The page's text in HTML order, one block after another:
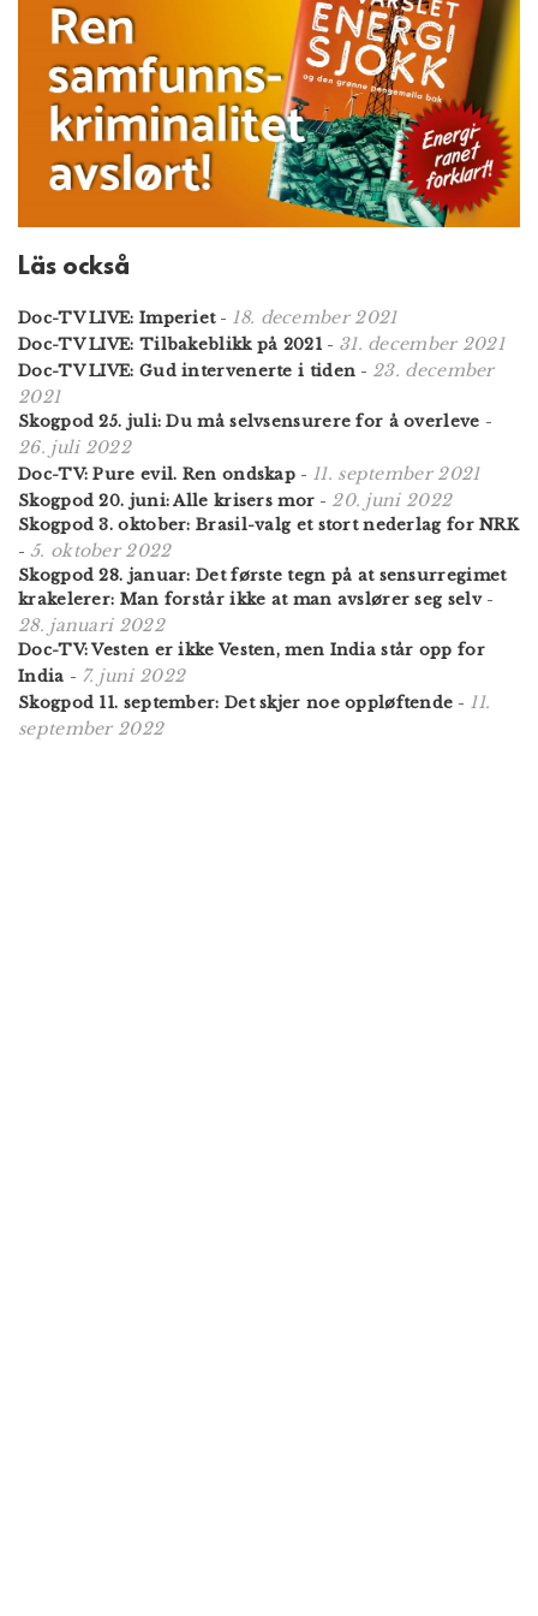
Läs också
Doc-TV LIVE: Imperiet- 18. december 2021
Doc-TV LIVE: Tilbakeblikk på 2021- 31. december 2021
Doc-TV LIVE: Gud intervenerte i tiden - 23. december
2021
Skogpod 25. juli: Du må selvsensurere for å overleve -
26. juli 2022
Doc-TV: Pure evil. Ren ondskap - 11. september 2021
Skogpod 20. juni: Alle krisers mor - 20. juni 2022
Skogpod 3. oktober: Brasil-valg et stort nederlag for NRK
- 5. oktober 2022
Skogpod 28. januar: Det første tegn på at sensurregimet
krakelerer: Man forstår ikke at man avslører seg selv-
28. januari 2022
Doc-TV: Vesten er ikke Vesten, men India står opp for
India - 7. juni 2022
Skogpod 11. september: Det skjer noe oppløftende - 11.
september 2022